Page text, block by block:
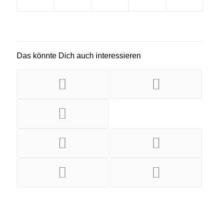
Das könnte Dich auch interessieren